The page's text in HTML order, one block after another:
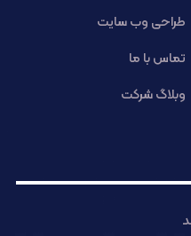
طراحی وب سایت
تماس با ما
وبلاگ شرکت